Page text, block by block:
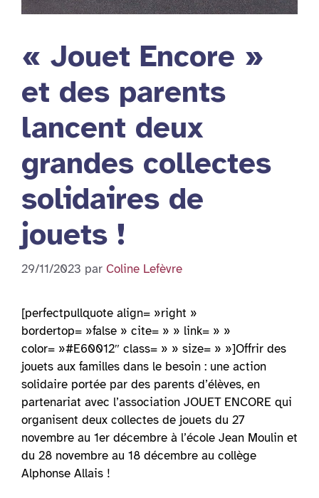
« Jouet Encore »
et des parents
lancent deux
grandes collectes
solidaires de
jouets !
29/11/2023 par Coline Lefèvre
[perfectpullquote align= »right »
bordertop= »false » cite= » » link= » »
color= »#E60012″ class= » » size= » »]Offrir des
jouets aux familles dans le besoin : une action
solidaire portée par des parents d’élèves, en
partenariat avec l’association JOUET ENCORE qui
organisent deux collectes de jouets du 27
novembre au 1er décembre à l’école Jean Moulin et
du 28 novembre au 18 décembre au collège
Alphonse Allais !